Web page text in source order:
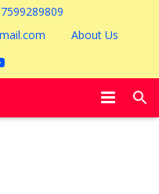
About Us